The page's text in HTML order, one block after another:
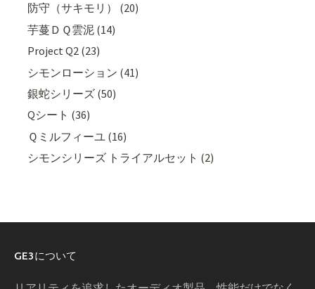
防守（サキモリ） (20)
芋蔓ＤＱ雲泥 (14)
Project Q2 (23)
シモンローション (41)
銀蛇シリーズ (50)
Qシート (36)
Ｑミルフィーユ (16)
シモンシリーズ トライアルセット (2)
GE3について